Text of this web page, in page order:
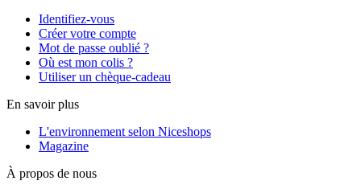
Identifiez-vous
Créer votre compte
Mot de passe oublié ?
Où est mon colis ?
Utiliser un chèque-cadeau
En savoir plus
L'environnement selon Niceshops
Magazine
À propos de nous